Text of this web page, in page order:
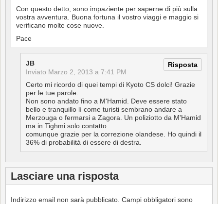
Con questo detto, sono impaziente per saperne di più sulla
vostra avventura. Buona fortuna il vostro viaggi e maggio si
verificano molte cose nuove.
Pace
Risposta
JB
Inviato Marzo 2, 2013 a 7:41 PM
Certo mi ricordo di quei tempi di Kyoto CS dolci! Grazie
per le tue parole.
Non sono andato fino a M'Hamid. Deve essere stato
bello e tranquillo lì come turisti sembrano andare a
Merzouga o fermarsi a Zagora. Un poliziotto da M'Hamid
ma in Tighmi solo contatto...
comunque grazie per la correzione olandese. Ho quindi il
36% di probabilità di essere di destra.
Lasciare una risposta
Indirizzo email non sarà pubblicato. Campi obbligatori sono